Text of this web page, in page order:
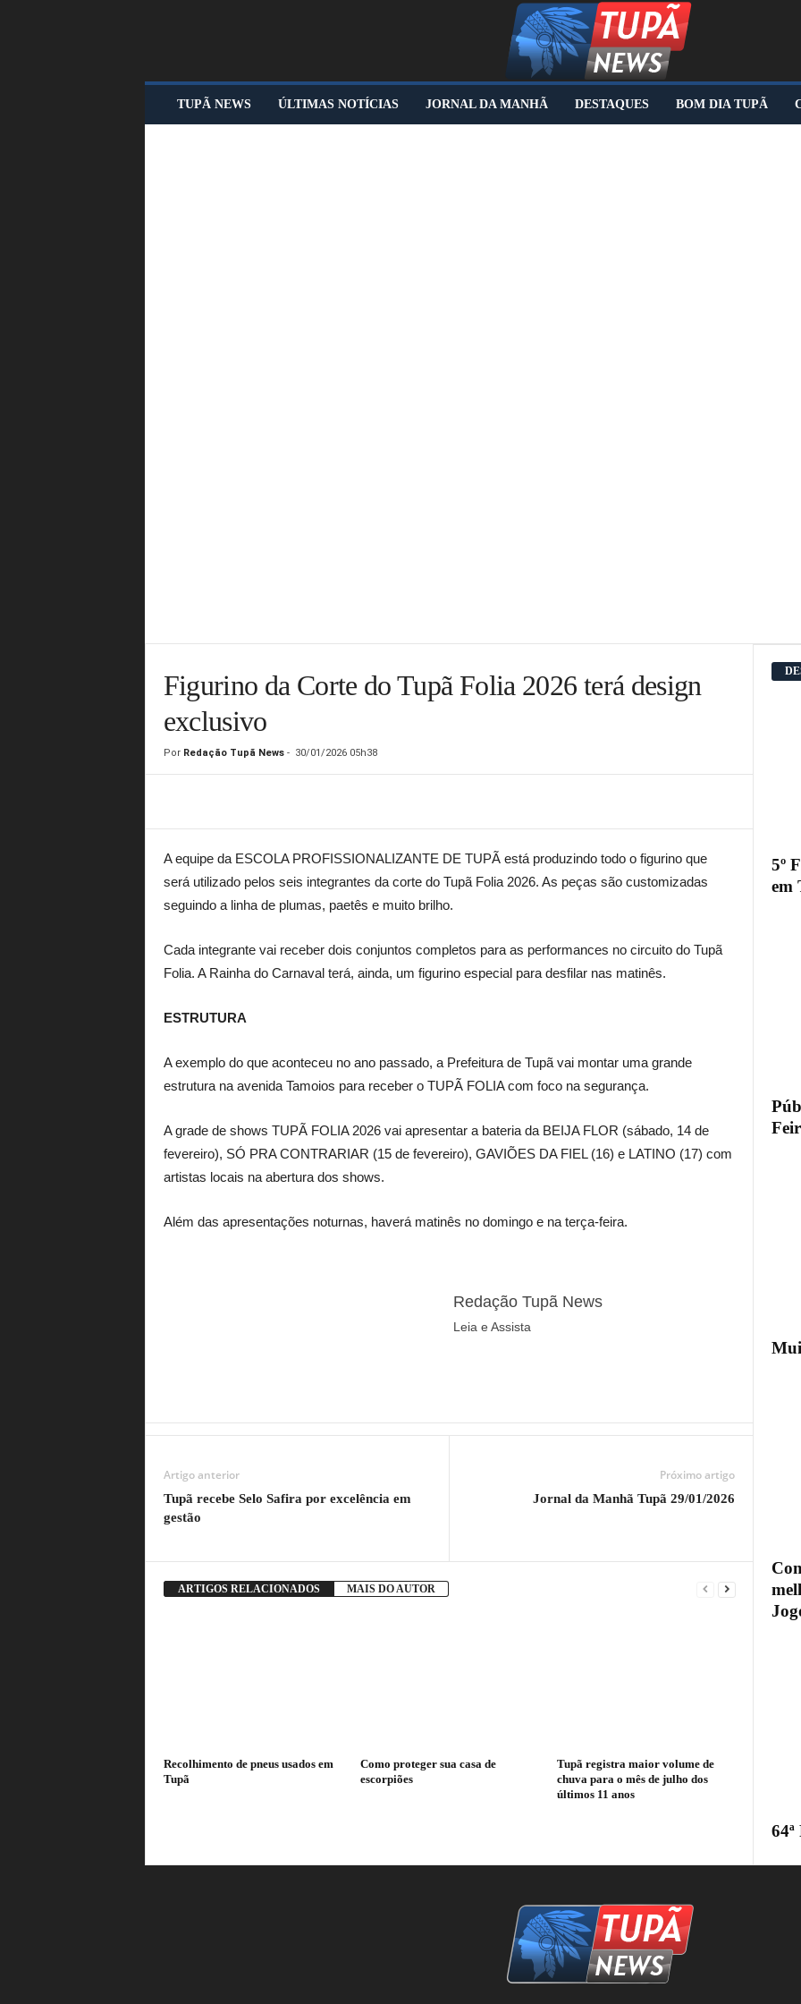
P
TUPÃ NEWS ÚLTIMAS NOTÍCIAS JORNAL DA MANHÃ DESTAQUES BOM DIA TUPÃ
Figurino da Corte do Tupã Folia 2026 terá design
exclusivo
Por Redação Tupã News- 30/01/2026 05h38
A equipe da ESCOLA PROFISSIONALIZANTE DE TUPÃ está produzindo todo o figurino que
será utilizado pelos seis integrantes da corte do Tupã Folia 2026. As peças são customizadas
seguindo a linha de plumas, paetês e muito brilho.
Cada integrante vai receber dois conjuntos completos para as performances no circuito do Tupã
Folia. A Rainha do Carnaval terá, ainda, um figurino especial para desfilar nas matinês.
ESTRUTURA
A exemplo do que aconteceu no ano passado, a Prefeitura de Tupã vai montar uma grande
estrutura na avenida Tamoios para receber o TUPÃ FOLIA com foco na segurança.
A grade de shows TUPÃ FOLIA 2026 vai apresentar a bateria da BEIJA FLOR (sábado, 14 de
fevereiro), SÓ PRA CONTRARIAR (15 de fevereiro), GAVIÕES DA FIEL (16) e LATINO (17) com
artistas locais na abertura dos shows.
Além das apresentações noturnas, haverá matinês no domingo e na terça-feira.
Redação Tupã News
Leia e Assista
Artigo anterior
Tupã recebe Selo Safira por excelência em
gestão
Próximo artigo
Jornal da Manhã Tupã 29/01/2026
ARTIGOS RELACIONADOS MAIS DO AUTOR
Recolhimento de pneus usados em
Tupã
Como proteger sua casa de
escorpiões
Tupã registra maior volume de
chuva para o mês de julho dos
últimos 11 anos
5º
em